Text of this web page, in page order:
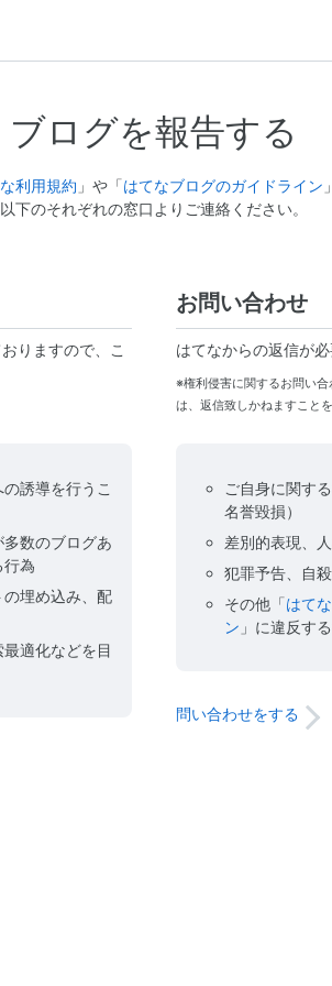
ブログを報告する
利用規約 」や「はてなブログのガイドライン
以下のそれぞれの窓口よりご連絡ください。
りますので、こ
誘導を行うこ
数のブログあ
行為
埋め込み、配
適化などを目
お問い合わせ
はてなからの返信が
※権利侵害に関するお問い
は、返信致しかねますこと
ご自身に関す
名誉毀損）
差別的表現、
犯罪予告、自
その他「はて
ン 」に違反す
問い合わせをする